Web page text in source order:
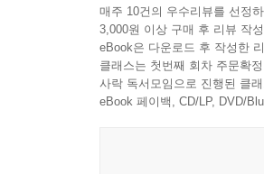
매주 10건의 우수리뷰를 선정
3,000원 이상 구매 후 리뷰 작
eBook은 다운로드 후 작성한
클래스는 첫번째 회차 주문확
사락 독서모임으로 진행된 클
eBook 페이백, CD/LP, DVD/